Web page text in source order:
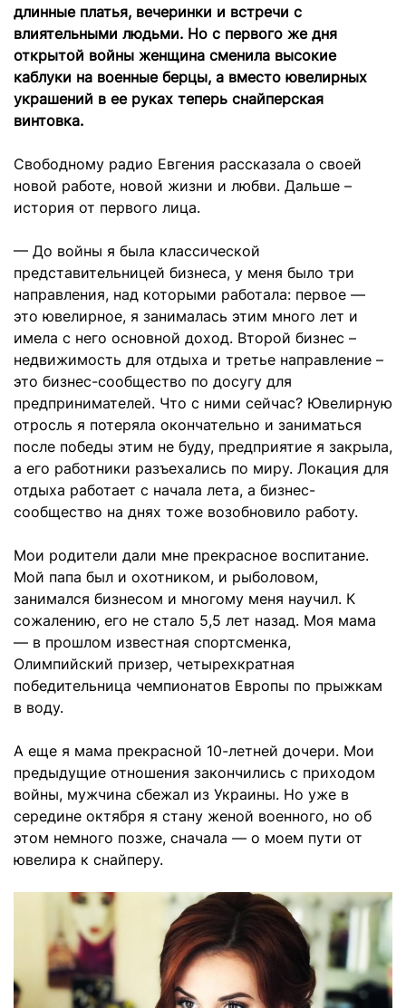
длинные платья, вечеринки и встречи с
влиятельными людьми. Но с первого же дня
открытой войны женщина сменила высокие
каблуки на военные берцы, а вместо ювелирных
украшений в ее руках теперь снайперская
винтовка.
Свободному радио Евгения рассказала о своей
новой работе, новой жизни и любви. Дальше –
история от первого лица.
— До войны я была классической
представительницей бизнеса, у меня было три
направления, над которыми работала: первое —
это ювелирное, я занималась этим много лет и
имела с него основной доход. Второй бизнес –
недвижимость для отдыха и третье направление –
это бизнес-сообщество по досугу для
предпринимателей. Что с ними сейчас? Ювелирную
отросль я потеряла окончательно и заниматься
после победы этим не буду, предприятие я закрыла,
а его работники разъехались по миру. Локация для
отдыха работает с начала лета, а бизнес-
сообщество на днях тоже возобновило работу.
Мои родители дали мне прекрасное воспитание.
Мой папа был и охотником, и рыболовом,
занимался бизнесом и многому меня научил. К
сожалению, его не стало 5,5 лет назад. Моя мама
— в прошлом известная спортсменка,
Олимпийский призер, четырехкратная
победительница чемпионатов Европы по прыжкам
в воду.
А еще я мама прекрасной 10-летней дочери. Мои
предыдущие отношения закончились с приходом
войны, мужчина сбежал из Украины. Но уже в
середине октября я стану женой военного, но об
этом немного позже, сначала — о моем пути от
ювелира к снайперу.